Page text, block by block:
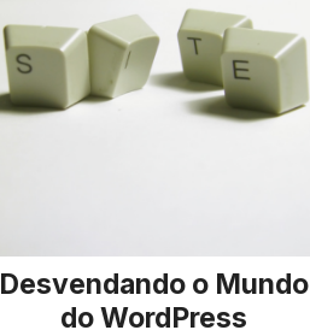
Desvendando o Mundo
do WordPress